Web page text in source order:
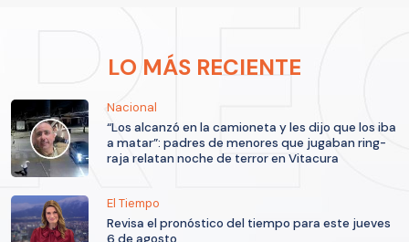
LO MÁS RECIENTE
Nacional
“Los alcanzó en la camioneta y les dijo que los iba
a matar”: padres de menores que jugaban ring-
raja relatan noche de terror en Vitacura
El Tiempo
Revisa el pronóstico del tiempo para este jueves